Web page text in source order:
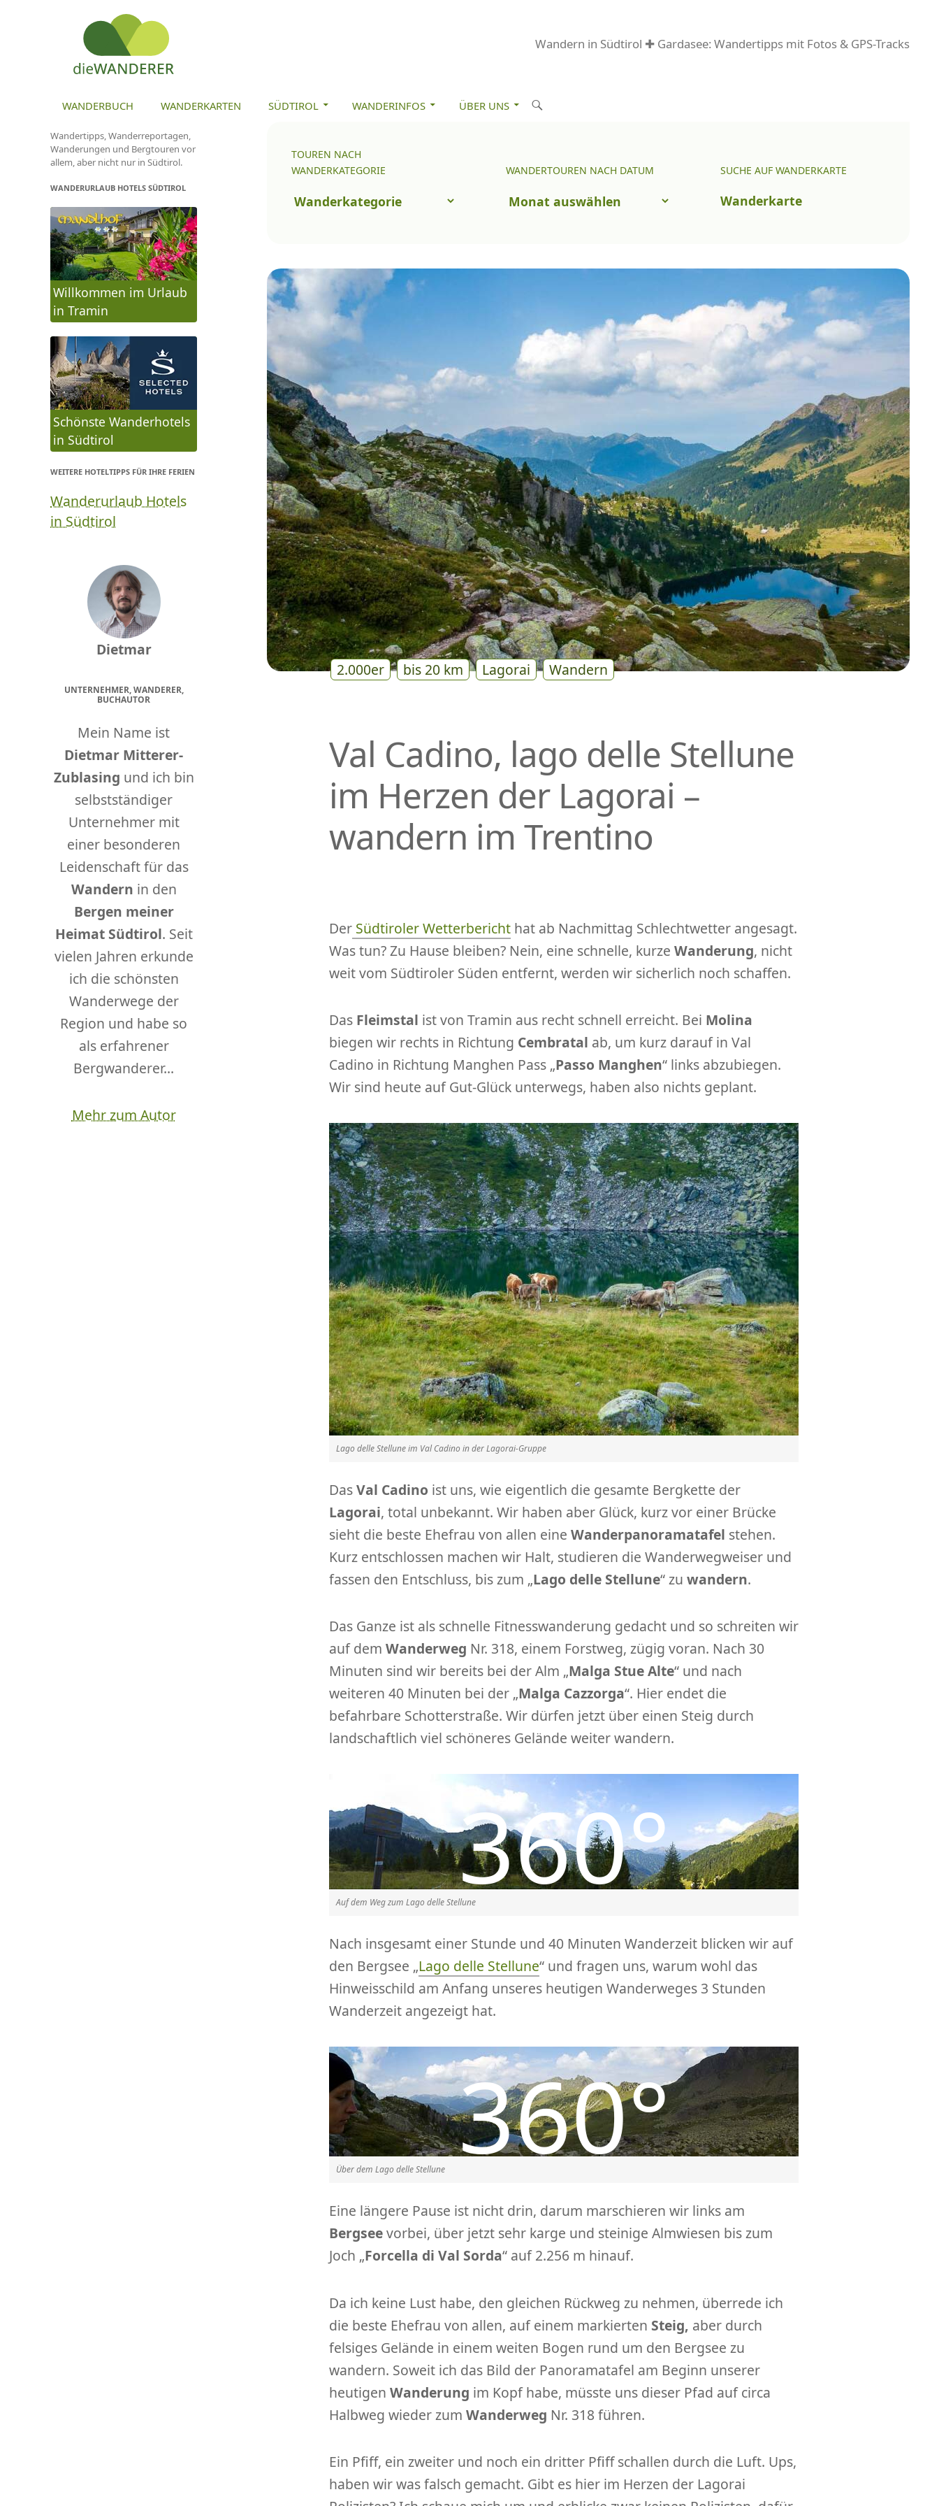
Wandern in Südtirol ✚ Gardasee: Wandertipps mit Fotos & GPS-Tracks
S
h
n
WANDERBUCH WANDERKARTEN SÜDTIROL WANDERINFOS ÜBER UNS
TOUREN NACH
WANDERKATEGORIE
Touren
WANDERTOUREN NACH DATUM
nach
Datum
SUCHE AUF WANDERKARTE
Wanderkarte
2.000er bis 20 km Lagorai Wandern
Val Cadino, lago delle Stellune
im Herzen der Lagorai –
wandern im Trentino
Der Südtiroler Wetterbericht hat ab Nachmittag Schlechtwetter angesagt.
Was tun? Zu Hause bleiben? Nein, eine schnelle, kurze Wanderung, nicht
weit vom Südtiroler Süden entfernt, werden wir sicherlich noch schaffen.
Das Fleimstal ist von Tramin aus recht schnell erreicht. Bei Molina
biegen wir rechts in Richtung Cembratal ab, um kurz darauf in Val
Cadino in Richtung Manghen Pass „Passo Manghen“ links abzubiegen.
Wir sind heute auf Gut-Glück unterwegs, haben also nichts geplant.
Lago delle Stellune im Val Cadino in der Lagorai-Gruppe
DasVal Cadino ist uns, wie eigentlich die gesamte Bergkette der
Lagorai, total unbekannt. Wir haben aber Glück, kurz vor einer Brücke
sieht die beste Ehefrau von allen eine Wanderpanoramatafel stehen.
Kurz entschlossen machen wir Halt, studieren die Wanderwegweiser und
fassen den Entschluss, bis zum „Lago delle Stellune“ zu wandern.
Das Ganze ist als schnelle Fitnesswanderung gedacht und so schreiten wir
auf dem Wanderweg Nr. 318, einem Forstweg, zügig voran. Nach 30
Minuten sind wir bereits bei der Alm „Malga Stue Alte“ und nach
weiteren 40 Minuten bei der „Malga Cazzorga“. Hier endet die
befahrbare Schotterstraße. Wir dürfen jetzt über einen Steig durch
landschaftlich viel schöneres Gelände weiter wandern.
Auf dem Weg zum Lago delle Stellune
Nach insgesamt einer Stunde und 40 Minuten Wanderzeit blicken wir auf
den Bergsee „Lago delle Stellune“ und fragen uns, warum wohl das
Hinweisschild am Anfang unseres heutigen Wanderweges 3 Stunden
Wanderzeit angezeigt hat.
Über dem Lago delle Stellune
Eine längere Pause ist nicht drin, darum marschieren wir links am
Bergseevorbei, über jetzt sehr karge und steinige Almwiesen bis zum
Joch „Forcella di Val Sorda“ auf 2.256 m hinauf.
Da ich keine Lust habe, den gleichen Rückweg zu nehmen, überrede ich
die beste Ehefrau von allen, auf einem markierten Steig, aber durch
felsiges Gelände in einem weiten Bogen rund um den Bergsee zu
wandern. Soweit ich das Bild der Panoramatafel am Beginn unserer
heutigen Wanderung im Kopf habe, müsste uns dieser Pfad auf circa
Halbweg wieder zum Wanderweg Nr. 318 führen.
Ein Pfiff, ein zweiter und noch ein dritter Pfiff schallen durch die Luft. Ups,
haben wir was falsch gemacht. Gibt es hier im Herzen der Lagorai
Wandertipps, Wanderreportagen,
Wanderungen und Bergtouren vor
allem, aber nicht nur in Südtirol.
WANDERURLAUB HOTELS SÜDTIROL
Willkommen im Urlaub
in Tramin
Schönste Wanderhotels
in Südtirol
WEITERE HOTELTIPPS FÜR IHRE FERIEN
Wanderurlaub Hotels
in Südtirol
Dietmar
UNTERNEHMER, WANDERER,
BUCHAUTOR
Mein Name ist
Dietmar Mitterer-
Zublasing und ich bin
selbstständiger
Unternehmer mit
einer besonderen
Leidenschaft für das
Wandern in den
Bergen meiner
Heimat Südtirol. Seit
vielen Jahren erkunde
ich die schönsten
Wanderwege der
Region und habe so
als erfahrener
Bergwanderer...
Mehr zum Autor